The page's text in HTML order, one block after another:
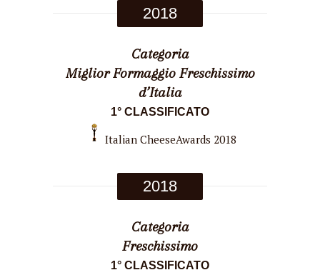
2018
Categoria
Miglior Formaggio Freschissimo
d’Italia
1° CLASSIFICATO
Italian CheeseAwards 2018
2018
Categoria
Freschissimo
1° CLASSIFICATO